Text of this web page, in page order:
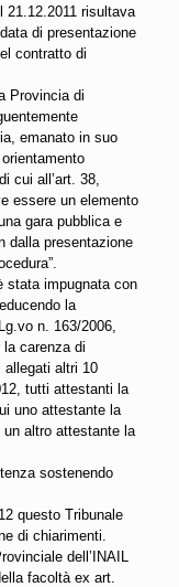
21.12.2011 risultava
di presentazione
contratto di
Provincia di
emanato in suo
cui all’art. 38,
essere un elemento
gara pubblica e
dalla presentazione
stata impugnata con
la
n. 163/2006,
carenza di
allegati altri 10
tutti attestanti la
uno attestante la
un altro attestante la
sostenendo
questo Tribunale
di chiarimenti.
dell’INAIL
facoltà ex art.